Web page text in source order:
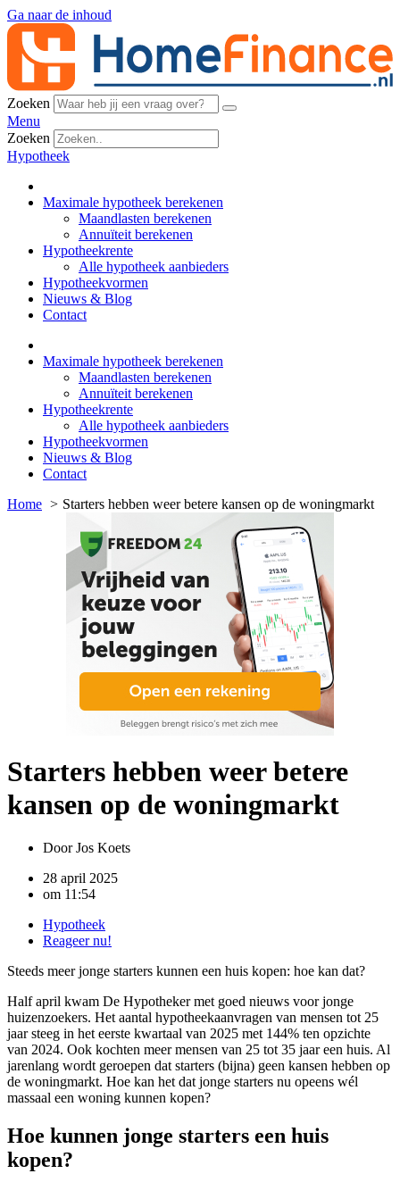
Ga naar de inhoud
Zoeken
Menu
Zoeken
Hypotheek
Maximale hypotheek berekenen
Maandlasten berekenen
Annuïteit berekenen
Hypotheekrente
Alle hypotheek aanbieders
Hypotheekvormen
Nieuws & Blog
Contact
Maximale hypotheek berekenen
Maandlasten berekenen
Annuïteit berekenen
Hypotheekrente
Alle hypotheek aanbieders
Hypotheekvormen
Nieuws & Blog
Contact
Home
Starters hebben weer betere kansen op de woningmarkt
Starters hebben weer betere
kansen op de woningmarkt
DoorJos Koets
28 april 2025
om 11:54
Hypotheek
Reageer nu!
Steeds meer jonge starters kunnen een huis kopen: hoe kan dat?
Half april kwam De Hypotheker met goed nieuws voor jonge
huizenzoekers. Het aantal hypotheekaanvragen van mensen tot 25
jaar steeg in het eerste kwartaal van 2025 met 144% ten opzichte
van 2024. Ook kochten meer mensen van 25 tot 35 jaar een huis. Al
jarenlang wordt geroepen dat starters (bijna) geen kansen hebben op
de woningmarkt. Hoe kan het dat jonge starters nu opeens wél
massaal een woning kunnen kopen?
Hoe kunnen jonge starters een huis
kopen?